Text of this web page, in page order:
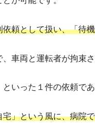
頼として扱い、「待
車両と運転者が拘束
いった１件の依頼で
」という風に、病院